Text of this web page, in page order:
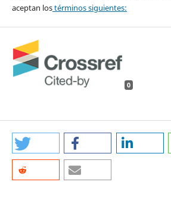
aceptan lostérminos siguientes:
0